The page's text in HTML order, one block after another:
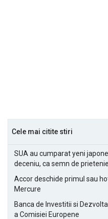
Cele mai citite stiri
SUA au cumparat yeni
deceniu, ca semn de prietenie
Accor deschide primul sau
Mercure
Banca de Investitii si
a Comisiei Europene